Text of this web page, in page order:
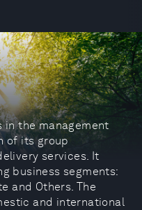
in the management
of its group
services. It
business segments:
and Others. The
and international